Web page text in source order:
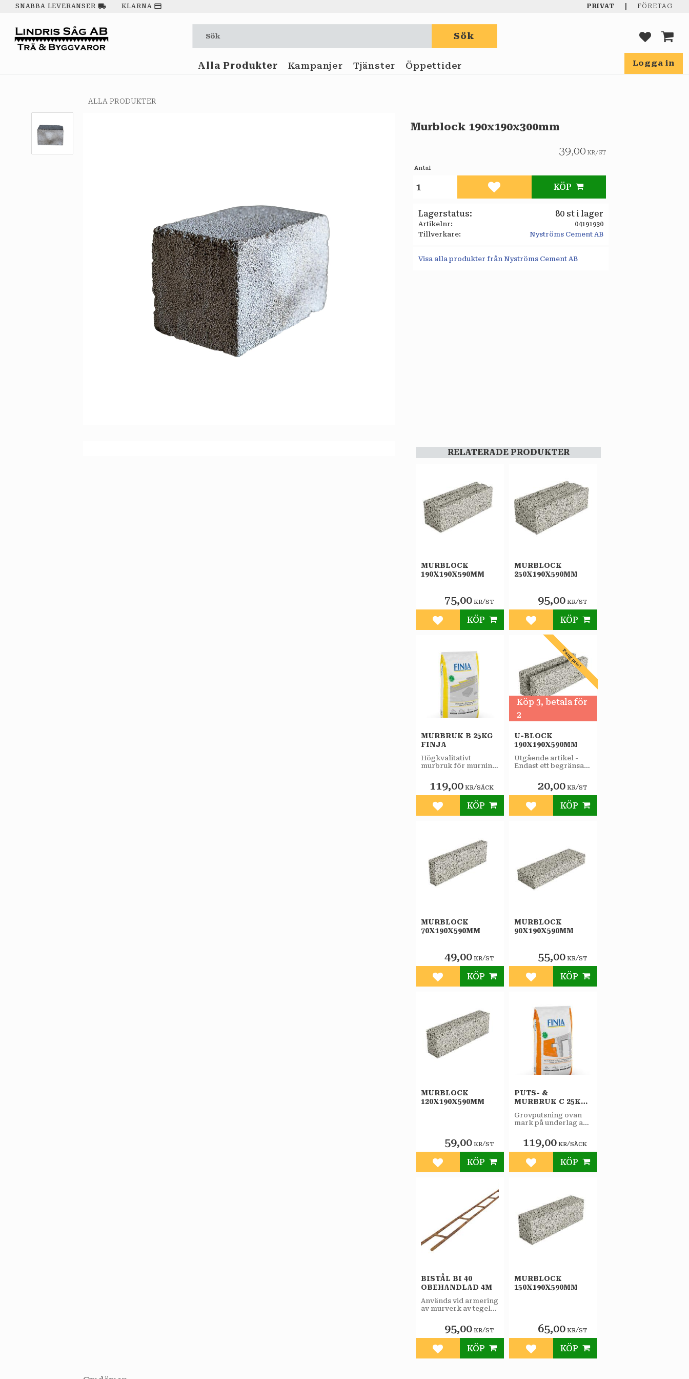
SNABBA LEVERANSER local_shipping KLARNA payment PRIVAT FÖRETAG
Logga in
Sök
Alla Produkter Kampanjer Tjänster Öppettider
ALLA PRODUKTER
Murblock 190x190x300mm
39,00 KR/ST
Antal
KÖP
Lägg till i favoriter
Lagerstatus 80 st i lager
Artikelnr
04191930
Tillverkare
Nyströms Cement AB
Visa alla produkter från Nyströms Cement AB
RELATERADE PRODUKTER
MURBLOCK
190X190X590MM
75,00KR/ST
Lägg till i favoriter
KÖP
MURBLOCK
250X190X590MM
95,00KR/ST
Lägg till i favoriter
KÖP
MURBRUK B 25KG
FINJA
Högkvalitativt
murbruk för murning
lättklinkerblock,
tegel och
betonghålsten.
119,00KR/SÄCK
Lägg till i favoriter
KÖP
Köp 3, betala för
2
U-BLOCK
190X190X590MM
Utgående artikel -
Endast ett begränsat
20,00KR/ST
Pang pris!
Lägg till i favoriter
KÖP
MURBLOCK
70X190X590MM
49,00KR/ST
Lägg till i favoriter
KÖP
MURBLOCK
90X190X590MM
55,00KR/ST
Lägg till i favoriter
KÖP
MURBLOCK
120X190X590MM
59,00KR/ST
Lägg till i favoriter
KÖP
PUTS- &
MURBRUK C 25KG
Grovputsning ovan
mark på underlag av
icke bärande
konstruktioner.
119,00KR/SÄCK
Lägg till i favoriter
KÖP
BISTÅL BI 40
OBEHANDLAD 4M
Används vid armering
av murverk av tegel
lättklinkerblock.
95,00KR/ST
Lägg till i favoriter
KÖP
MURBLOCK
150X190X590MM
65,00KR/ST
Lägg till i favoriter
KÖP